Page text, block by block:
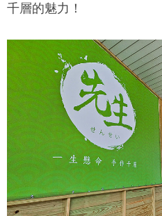
千層的魅力！